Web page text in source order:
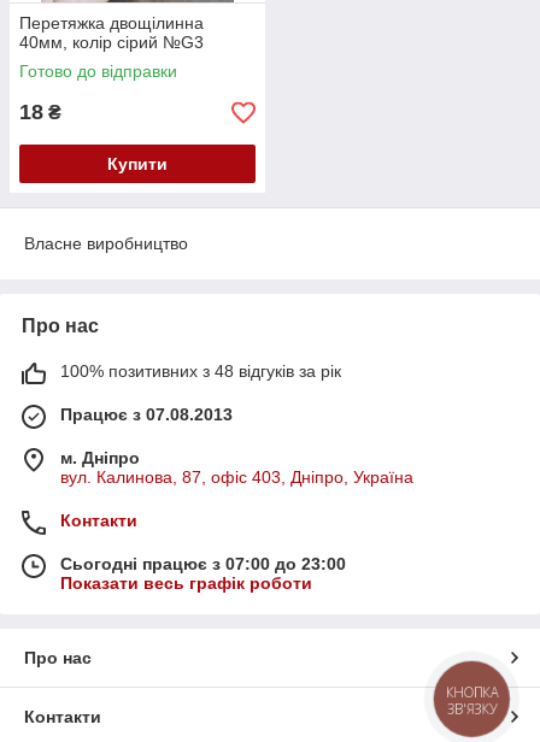
Перетяжка двощілинна
40мм, колір сірий №G3
Готово до відправки
18 ₴
Купити
Власне виробництво
Про нас
100% позитивних з 48 відгуків за рік
Працює з 07.08.2013
м. Дніпро
вул. Калинова, 87, офіс 403, Дніпро, Україна
Контакти
Сьогодні працює з 07:00 до 23:00
Показати весь графік роботи
Про нас
Контакти
КНОПКА
ЗВ'ЯЗКУ